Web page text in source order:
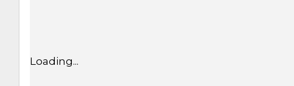
Loading...